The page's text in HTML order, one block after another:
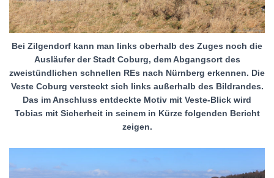
Bei Zilgendorf kann man links oberhalb des Zuges noch die
Ausläufer der Stadt Coburg, dem Abgangsort des
zweistündlichen schnellen REs nach Nürnberg erkennen. Die
Veste Coburg versteckt sich links außerhalb des Bildrandes.
Das im Anschluss entdeckte Motiv mit Veste-Blick wird
Tobias mit Sicherheit in seinem in Kürze folgenden Bericht
zeigen.